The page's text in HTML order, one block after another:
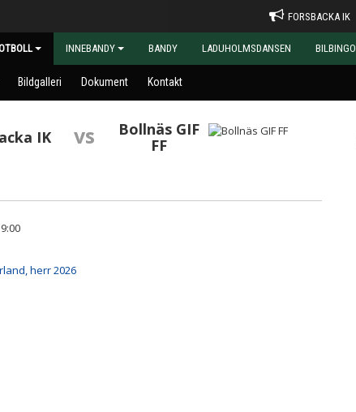
FORSBACKA IK
INNEBANDY BANDY LADUHOLMSDANSEN BILBINGO
Bildgalleri Dokument Kontakt
IK vs
Bollnäs GIF
FF
herr 2026